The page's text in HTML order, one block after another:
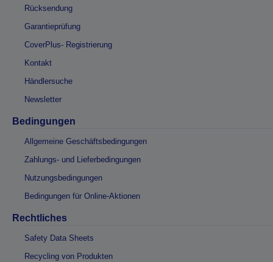
Rücksendung
Garantieprüfung
CoverPlus- Registrierung
Kontakt
Händlersuche
Newsletter
Bedingungen
Allgemeine Geschäftsbedingungen
Zahlungs- und Lieferbedingungen
Nutzungsbedingungen
Bedingungen für Online-Aktionen
Rechtliches
Safety Data Sheets
Recycling von Produkten